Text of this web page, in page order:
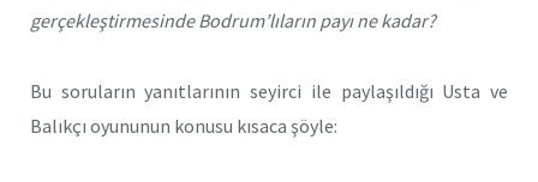
gerçekleştirmesinde Bodrum’lıların payı ne kadar?
Bu soruların yanıtlarının seyirci ile paylaşıldığı Usta ve
Balıkçı oyununun konusu kısaca şöyle: